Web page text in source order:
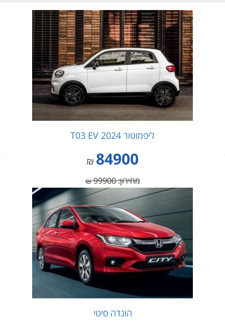
ליפמוטור T03 EV 2024
84900
₪
מחירון: 99900 ₪
הונדה סיטי